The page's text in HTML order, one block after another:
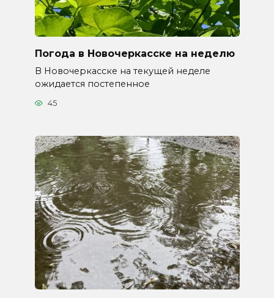
Погода в Новочеркасске на неделю
В Новочеркасске на текущей неделе
ожидается постепенное
45